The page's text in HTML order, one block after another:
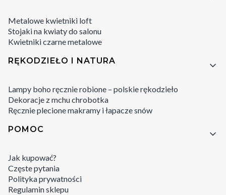
Metalowe kwietniki loft
Stojaki na kwiaty do salonu
Kwietniki czarne metalowe
RĘKODZIEŁO I NATURA
Lampy boho ręcznie robione – polskie rękodzieło
Dekoracje z mchu chrobotka
Ręcznie plecione makramy i łapacze snów
POMOC
Jak kupować?
Częste pytania
Polityka prywatności
Regulamin sklepu